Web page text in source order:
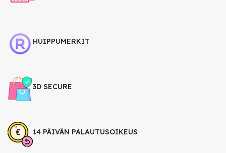
HUIPPUMERKIT
3D SECURE
14 PÄIVÄN PALAUTUSOIKEUS